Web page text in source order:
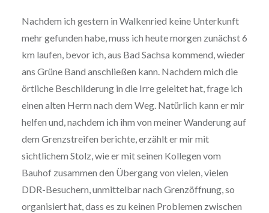
Nachdem ich gestern in Walkenried keine Unterkunft
mehr gefunden habe, muss ich heute morgen zunächst 6
km laufen, bevor ich, aus Bad Sachsa kommend, wieder
ans Grüne Band anschließen kann. Nachdem mich die
örtliche Beschilderung in die Irre geleitet hat, frage ich
einen alten Herrn nach dem Weg. Natürlich kann er mir
helfen und, nachdem ich ihm von meiner Wanderung auf
dem Grenzstreifen berichte, erzählt er mir mit
sichtlichem Stolz, wie er mit seinen Kollegen vom
Bauhof zusammen den Übergang von vielen, vielen
DDR-Besuchern, unmittelbar nach Grenzöffnung, so
organisiert hat, dass es zu keinen Problemen zwischen